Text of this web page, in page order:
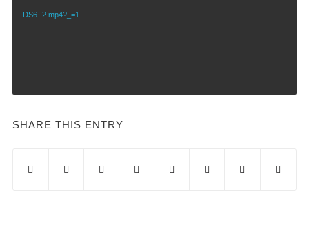
DS6.-2.mp4?_=1
SHARE THIS ENTRY